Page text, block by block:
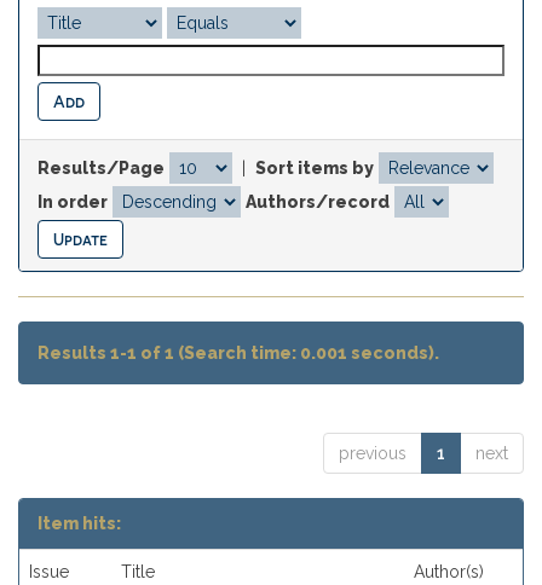
Results/Page
Sort items by
In order
Authors/record
Results 1-1 of 1 (Search time: 0.001 seconds).
previous 1 next
Item hits:
Issue
Title Author(s)